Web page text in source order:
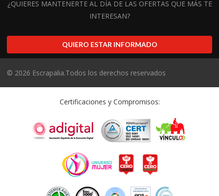
¿QUIERES MANTENERTE AL DÍA DE LAS OFERTAS QUE MÁS TE
INTERESAN?
QUIERO ESTAR INFORMADO
© 2026 Escrapalia.Todos los derechos reservados
Certificaciones y Compromisos: